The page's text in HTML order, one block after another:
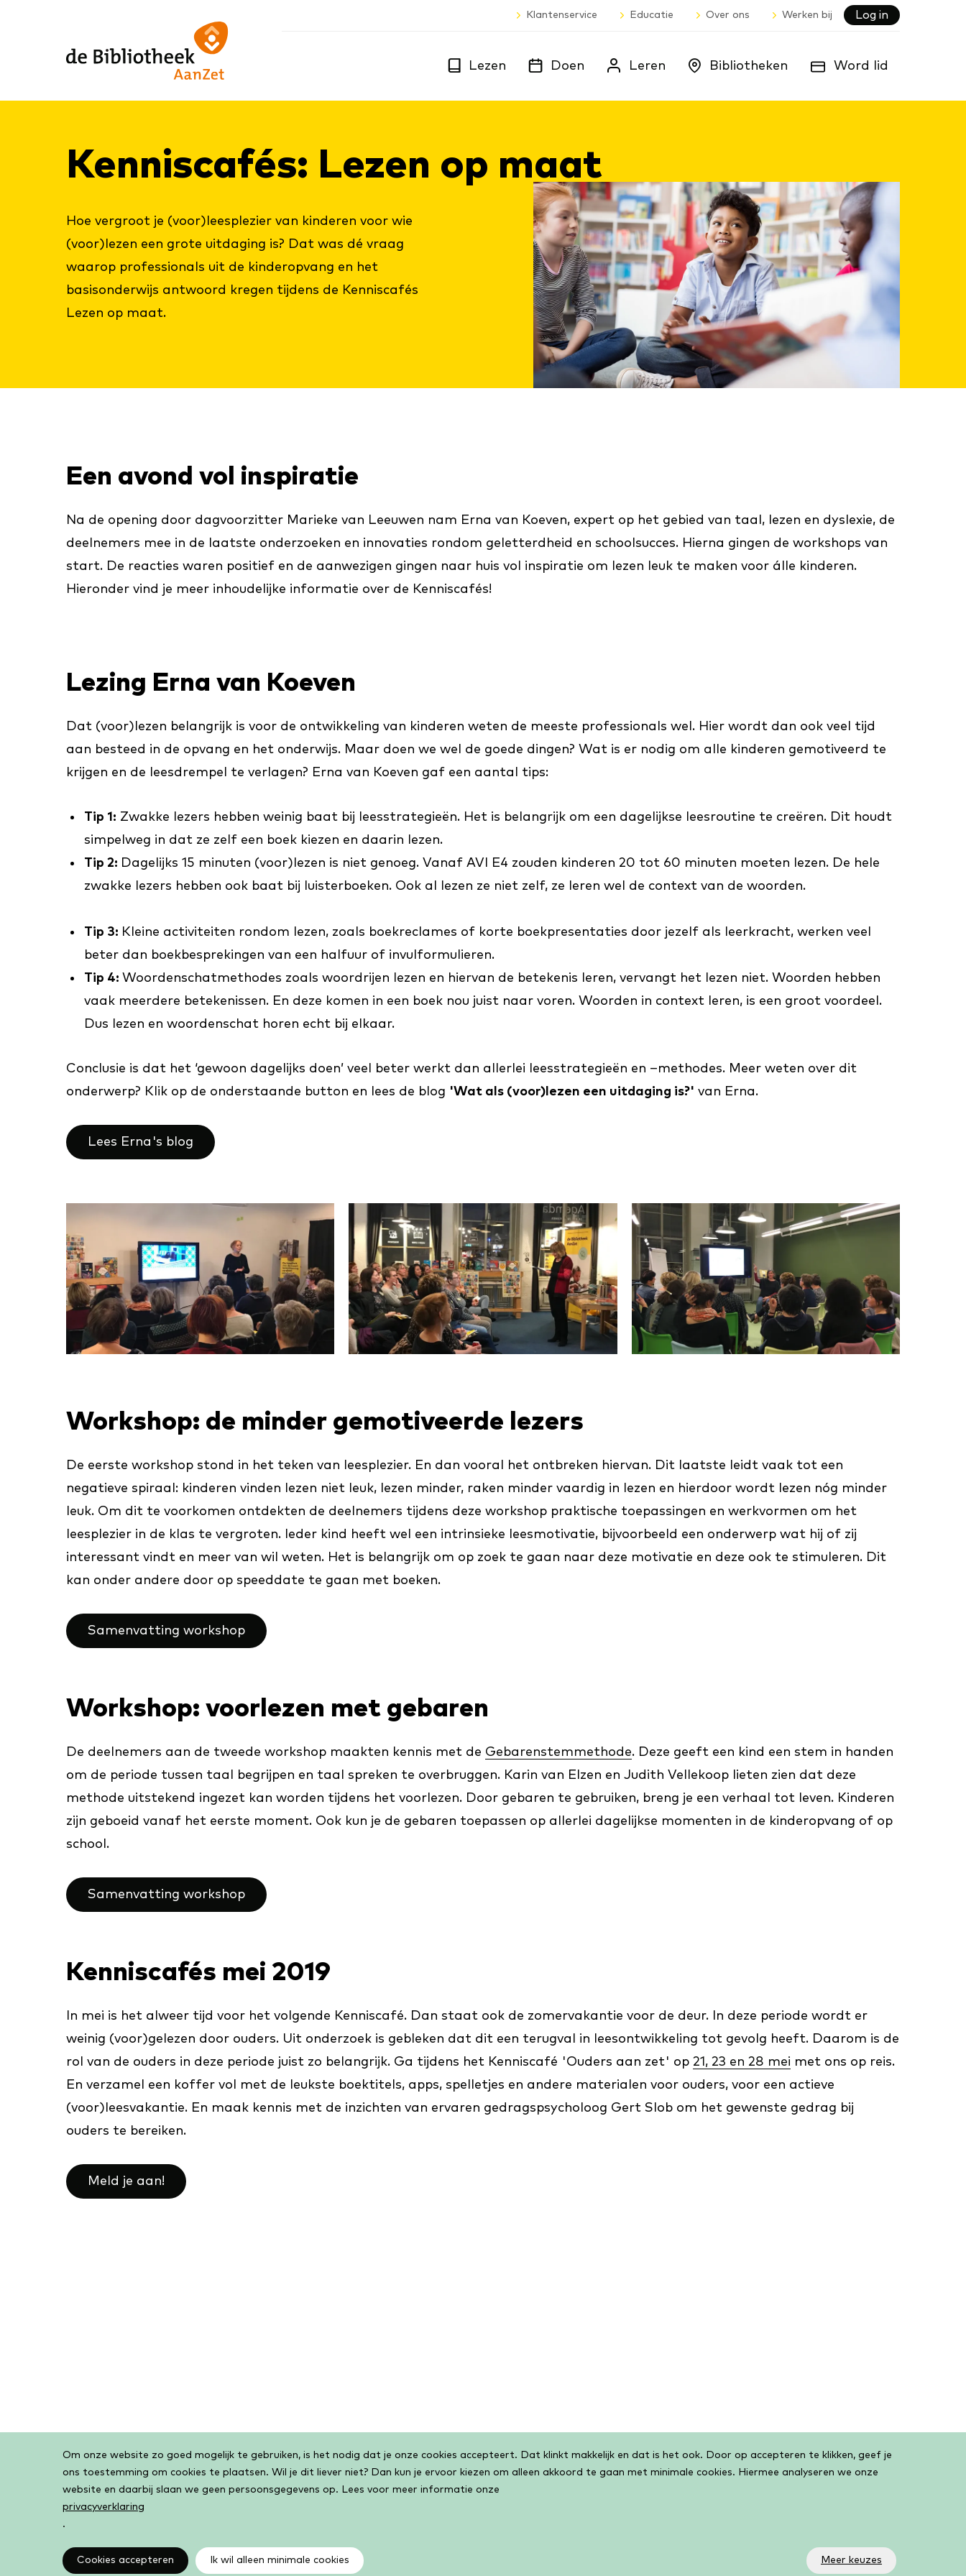
Cookiebar
Om onze website zo goed mogelijk te gebruiken, is het nodig dat je onze cookies accepteert. Dat klinkt makkelijk en dat is het ook. Door op accepteren te klikken, geef je
ons toestemming om cookies te plaatsen. Wil je dit liever niet? Dan kun je ervoor kiezen om alleen akkoord te gaan met minimale cookies. Hiermee analyseren we onze
website en daarbij slaan we geen persoonsgegevens op. Lees voor meer informatie onze
privacyverklaring
.
Cookies accepteren Ik wil alleen minimale cookies Meer keuzes
content
footer
naar
homepagina
Lezen Doen Leren Bibliotheken Word lid
Klantenservice Educatie Over ons Werken bij Log in
Ken­nis­ca­fés: Le­zen op maat
Hoe vergroot je (voor)leesplezier van kinderen voor wie
(voor)lezen een grote uitdaging is? Dat was dé vraag
waarop professionals uit de kinderopvang en het
basisonderwijs antwoord kregen tijdens de Kenniscafés
Lezen op maat.
Een avond vol inspiratie
Na de opening door dagvoorzitter Marieke van Leeuwen nam Erna van Koeven, expert op het gebied van taal, lezen en dyslexie, de
deelnemers mee in de laatste onderzoeken en innovaties rondom geletterdheid en schoolsucces. Hierna gingen de workshops van
start. De reacties waren positief en de aanwezigen gingen naar huis vol inspiratie om lezen leuk te maken voor álle kinderen.
Hieronder vind je meer inhoudelijke informatie over de Kenniscafés!
Lezing Erna van Koeven
Dat (voor)lezen belangrijk is voor de ontwikkeling van kinderen weten de meeste professionals wel. Hier wordt dan ook veel tijd
aan besteed in de opvang en het onderwijs. Maar doen we wel de goede dingen? Wat is er nodig om alle kinderen gemotiveerd te
krijgen en de leesdrempel te verlagen? Erna van Koeven gaf een aantal tips:
Tip 1: Zwakke lezers hebben weinig baat bij leesstrategieën. Het is belangrijk om een dagelijkse leesroutine te creëren. Dit houdt
simpelweg in dat ze zelf een boek kiezen en daarin lezen.
Tip 2: Dagelijks 15 minuten (voor)lezen is niet genoeg. Vanaf AVI E4 zouden kinderen 20 tot 60 minuten moeten lezen. De hele
zwakke lezers hebben ook baat bij luisterboeken. Ook al lezen ze niet zelf, ze leren wel de context van de woorden.
Tip 3: Kleine activiteiten rondom lezen, zoals boekreclames of korte boekpresentaties door jezelf als leerkracht, werken veel
beter dan boekbesprekingen van een halfuur of invulformulieren.
Tip 4: Woordenschatmethodes zoals woordrijen lezen en hiervan de betekenis leren, vervangt het lezen niet. Woorden hebben
vaak meerdere betekenissen. En deze komen in een boek nou juist naar voren. Woorden in context leren, is een groot voordeel.
Dus lezen en woordenschat horen echt bij elkaar.
Conclusie is dat het ‘gewoon dagelijks doen’ veel beter werkt dan allerlei leesstrategieën en –methodes. Meer weten over dit
onderwerp? Klik op de onderstaande button en lees de blog 'Wat als (voor)lezen een uitdaging is?' van Erna.
Lees Erna's blog
Workshop: de minder gemotiveerde lezers
De eerste workshop stond in het teken van leesplezier. En dan vooral het ontbreken hiervan. Dit laatste leidt vaak tot een
negatieve spiraal: kinderen vinden lezen niet leuk, lezen minder, raken minder vaardig in lezen en hierdoor wordt lezen nóg minder
leuk. Om dit te voorkomen ontdekten de deelnemers tijdens deze workshop praktische toepassingen en werkvormen om het
leesplezier in de klas te vergroten. Ieder kind heeft wel een intrinsieke leesmotivatie, bijvoorbeeld een onderwerp wat hij of zij
interessant vindt en meer van wil weten. Het is belangrijk om op zoek te gaan naar deze motivatie en deze ook te stimuleren. Dit
kan onder andere door op speeddate te gaan met boeken.
Samenvatting workshop
Workshop: voorlezen met gebaren
De deelnemers aan de tweede workshop maakten kennis met de Gebarenstemmethode. Deze geeft een kind een stem in handen
om de periode tussen taal begrijpen en taal spreken te overbruggen. Karin van Elzen en Judith Vellekoop lieten zien dat deze
methode uitstekend ingezet kan worden tijdens het voorlezen. Door gebaren te gebruiken, breng je een verhaal tot leven. Kinderen
zijn geboeid vanaf het eerste moment. Ook kun je de gebaren toepassen op allerlei dagelijkse momenten in de kinderopvang of op
school.
Samenvatting workshop
Kenniscafés mei 2019
In mei is het alweer tijd voor het volgende Kenniscafé. Dan staat ook de zomervakantie voor de deur. In deze periode wordt er
weinig (voor)gelezen door ouders. Uit onderzoek is gebleken dat dit een terugval in leesontwikkeling tot gevolg heeft. Daarom is de
rol van de ouders in deze periode juist zo belangrijk. Ga tijdens het Kenniscafé 'Ouders aan zet' op 21, 23 en 28 mei met ons op reis.
En verzamel een koffer vol met de leukste boektitels, apps, spelletjes en andere materialen voor ouders, voor een actieve
(voor)leesvakantie. En maak kennis met de inzichten van ervaren gedragspsycholoog Gert Slob om het gewenste gedrag bij
ouders te bereiken.
Meld je aan!